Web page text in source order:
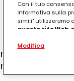
di zucchero
1
Con il tuo
Informativa sulla
simili" utilizzeremo
questo sito
.
(rispettivamente
terzi, conservare
Modifica